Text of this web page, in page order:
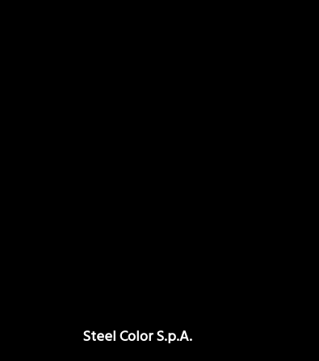
Steel Color S.p.A.